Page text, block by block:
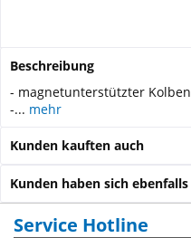
Beschreibung
- magnetunterstützter
-... mehr
Kunden kauften auch
Kunden haben sich
Service Hotline